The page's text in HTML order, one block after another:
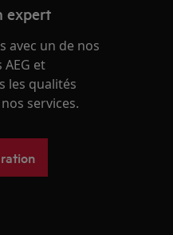
expert
avec un de nos
et
les qualités
services.